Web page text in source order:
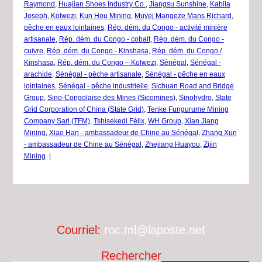
Raymond
Huajian Shoes Industry Co. Jiangsu Sunshine
Kabila
Joseph
Kolwezi Kun Hou Mining Muyej Mangeze Mans Richard
pêche en eaux lointaines,
Rép. dém. du Congo - activité minière
artisanale
Rép. dém. du Congo - cobalt, Rép. dém. du Congo -
cuivre
Rép. dém. du Congo - Kinshasa
Rép. dém. du Congo /
Kinshasa
Rép. dém. du Congo – Kolwezi Sénégal
Sénégal -
arachide Sénégal - pêche artisanale Sénégal - pêche en eaux
lointaines, Sénégal - pêche industrielle Sichuan Road and Bridge
Group, Sino-Congolaise des Mines (Sicomines), Sinohydro, State
Grid Corporation of China (State Grid), Tenke Fungurume Mining
Company Sarl (TFM), Tshisekedi Félix, WH Group, Xian Jiang
Mining Xiao Han - ambassadeur de Chine au Sénégal
Zhang Xun
- ambassadeur de Chine au Sénégal
Zhejiang Huayou Zijin
Mining
Courriel: roc.ml@laposte.net
Rechercher